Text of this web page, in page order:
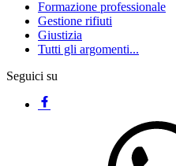
Formazione professionale
Gestione rifiuti
Giustizia
Tutti gli argomenti...
Seguici su